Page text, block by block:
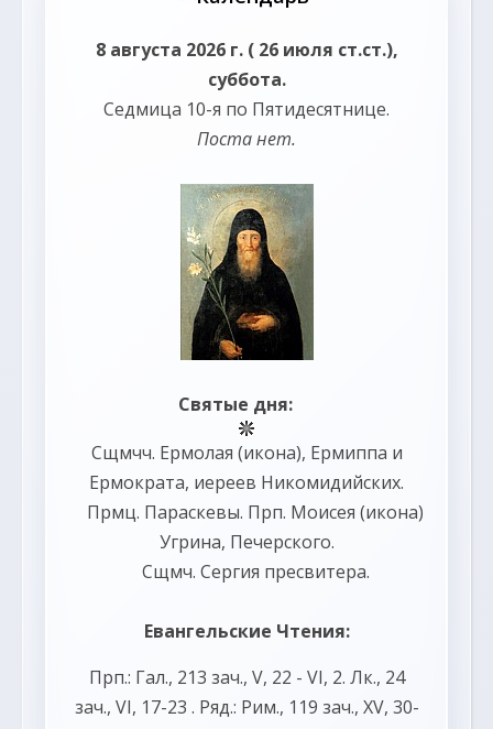
8 августа 2026 г. ( 26 июля ст.ст.),
суббота.
Седмица 10-я по Пятидесятнице.
Поста нет.
Святые дня:
Сщмчч. Ермолая (икона), Ермиппа и
Ермократа, иереев Никомидийских.
Прмц. Параскевы. Прп. Моисея (икона)
Угрина, Печерского.
Сщмч. Сергия пресвитера.
Евангельские Чтения:
Прп.: Гал., 213 зач., V, 22 - VI, 2. Лк., 24
зач., VI, 17-23 . Ряд.: Рим., 119 зач., XV, 30-